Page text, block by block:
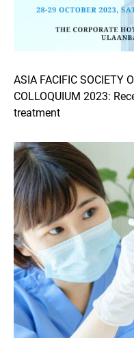
ASIA FACIFIC SOCIETY
COLLOQUIUM 2023:
treatment